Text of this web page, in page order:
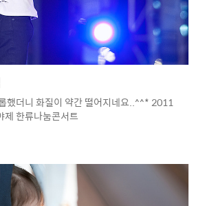
했더니 화질이 약간 떨어지네요..^^* 2011
제 한류나눔콘서트